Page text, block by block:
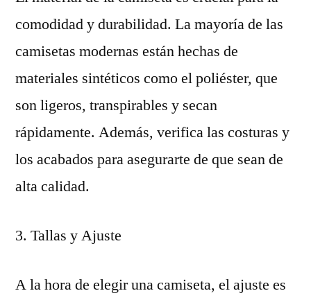
comodidad y durabilidad. La mayoría de las
camisetas modernas están hechas de
materiales sintéticos como el poliéster, que
son ligeros, transpirables y secan
rápidamente. Además, verifica las costuras y
los acabados para asegurarte de que sean de
alta calidad.
3. Tallas y Ajuste
A la hora de elegir una camiseta, el ajuste es